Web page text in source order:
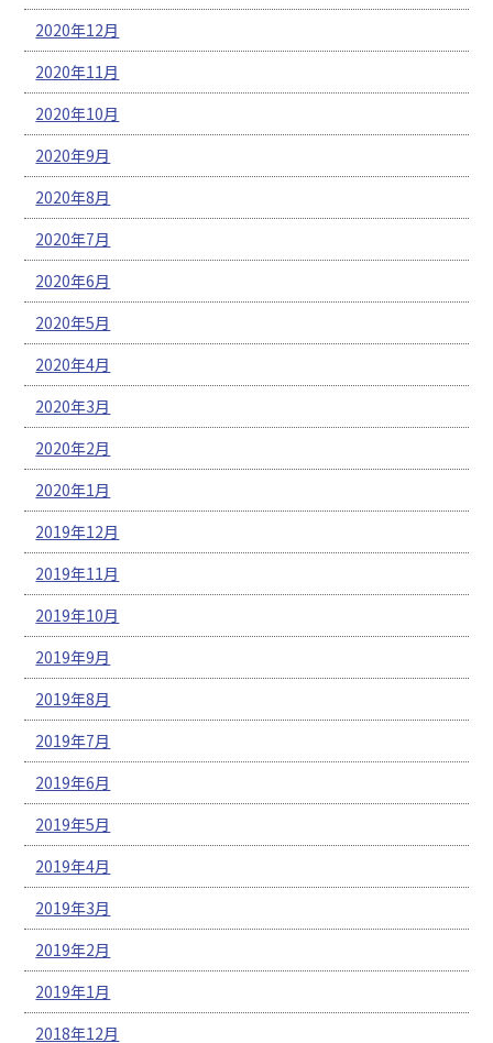
2020年12月
2020年11月
2020年10月
2020年9月
2020年8月
2020年7月
2020年6月
2020年5月
2020年4月
2020年3月
2020年2月
2020年1月
2019年12月
2019年11月
2019年10月
2019年9月
2019年8月
2019年7月
2019年6月
2019年5月
2019年4月
2019年3月
2019年2月
2019年1月
2018年12月